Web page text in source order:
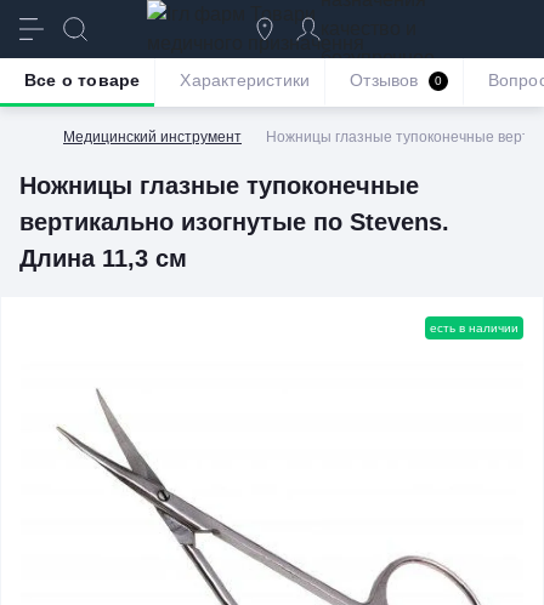
безупречное
обслуживание
Медицинский инструмент Ножницы глазные тупоконечные
Ножницы глазные тупоконечные
вертикально изогнутые по Stevens.
Длина 11,3 см
Все о товаре Характеристики Отзывов 0
есть в наличии